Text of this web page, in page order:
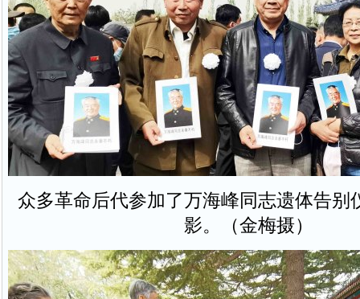
众多革命后代参加了万海峰同志遗体告别
影。（金梅摄）